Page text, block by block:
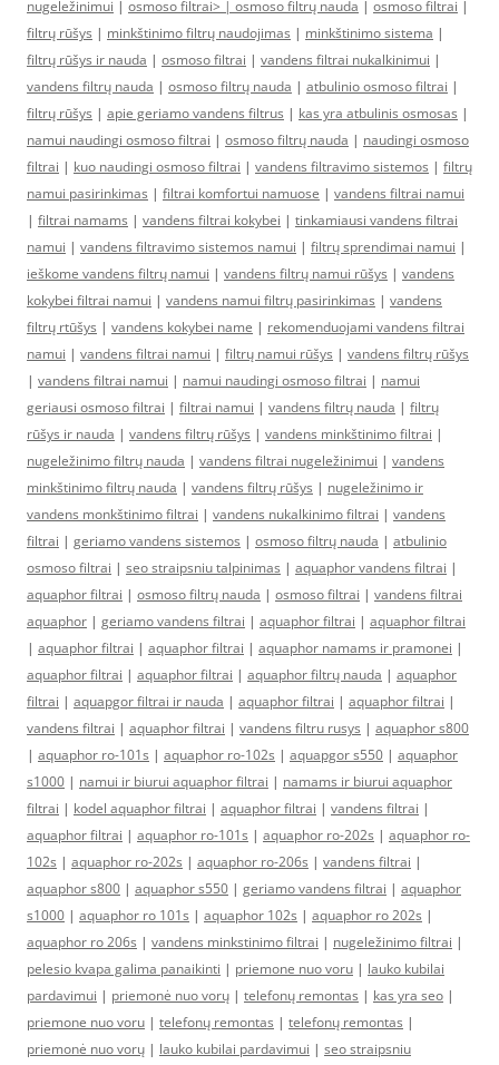
nugeležinimui | osmoso filtrai> | osmoso filtrų nauda | osmoso filtrai |
filtrų rūšys | minkštinimo filtrų naudojimas | minkštinimo sistema |
filtrų rūšys ir nauda | osmoso filtrai | vandens filtrai nukalkinimui |
vandens filtrų nauda | osmoso filtrų nauda | atbulinio osmoso filtrai |
filtrų rūšys | apie geriamo vandens filtrus | kas yra atbulinis osmosas |
namui naudingi osmoso filtrai | osmoso filtrų nauda | naudingi osmoso
filtrai | kuo naudingi osmoso filtrai | vandens filtravimo sistemos | filtrų
namui pasirinkimas | filtrai komfortui namuose | vandens filtrai namui
| filtrai namams | vandens filtrai kokybei | tinkamiausi vandens filtrai
namui | vandens filtravimo sistemos namui | filtrų sprendimai namui |
ieškome vandens filtrų namui | vandens filtrų namui rūšys | vandens
kokybei filtrai namui | vandens namui filtrų pasirinkimas | vandens
filtrų rtūšys | vandens kokybei name | rekomenduojami vandens filtrai
namui | vandens filtrai namui | filtrų namui rūšys | vandens filtrų rūšys
| vandens filtrai namui | namui naudingi osmoso filtrai | namui
geriausi osmoso filtrai | filtrai namui | vandens filtrų nauda | filtrų
rūšys ir nauda | vandens filtrų rūšys | vandens minkštinimo filtrai |
nugeležinimo filtrų nauda | vandens filtrai nugeležinimui | vandens
minkštinimo filtrų nauda | vandens filtrų rūšys | nugeležinimo ir
vandens monkštinimo filtrai | vandens nukalkinimo filtrai | vandens
filtrai | geriamo vandens sistemos | osmoso filtrų nauda | atbulinio
osmoso filtrai | seo straipsniu talpinimas | aquaphor vandens filtrai |
aquaphor filtrai | osmoso filtrų nauda | osmoso filtrai | vandens filtrai
aquaphor | geriamo vandens filtrai | aquaphor filtrai | aquaphor filtrai
| aquaphor filtrai | aquaphor filtrai | aquaphor namams ir pramonei |
aquaphor filtrai | aquaphor filtrai | aquaphor filtrų nauda | aquaphor
filtrai | aquapgor filtrai ir nauda | aquaphor filtrai | aquaphor filtrai |
vandens filtrai | aquaphor filtrai | vandens filtru rusys | aquaphor s800
| aquaphor ro-101s | aquaphor ro-102s | aquapgor s550 | aquaphor
s1000 | namui ir biurui aquaphor filtrai | namams ir biurui aquaphor
filtrai | kodel aquaphor filtrai | aquaphor filtrai | vandens filtrai |
aquaphor filtrai | aquaphor ro-101s | aquaphor ro-202s | aquaphor ro-
102s | aquaphor ro-202s | aquaphor ro-206s | vandens filtrai |
aquaphor s800 | aquaphor s550 | geriamo vandens filtrai | aquaphor
s1000 | aquaphor ro 101s | aquaphor 102s | aquaphor ro 202s |
aquaphor ro 206s | vandens minkstinimo filtrai | nugeležinimo filtrai |
pelesio kvapa galima panaikinti | priemone nuo voru | lauko kubilai
pardavimui | priemonė nuo vorų | telefonų remontas | kas yra seo |
priemone nuo voru | telefonų remontas | telefonų remontas |
priemonė nuo vorų | lauko kubilai pardavimui | seo straipsniu